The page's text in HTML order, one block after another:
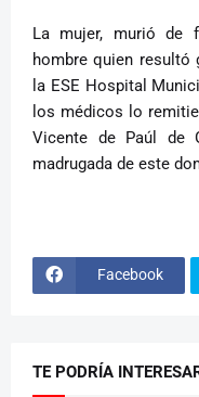
La mujer, murió de
hombre quien resultó
la ESE Hospital
los médicos lo
Vicente de Paúl de
madrugada de este
Facebook
TE PODRÍA